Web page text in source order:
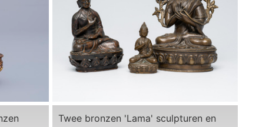
Twee bronzen 'Lama' sculpturen en